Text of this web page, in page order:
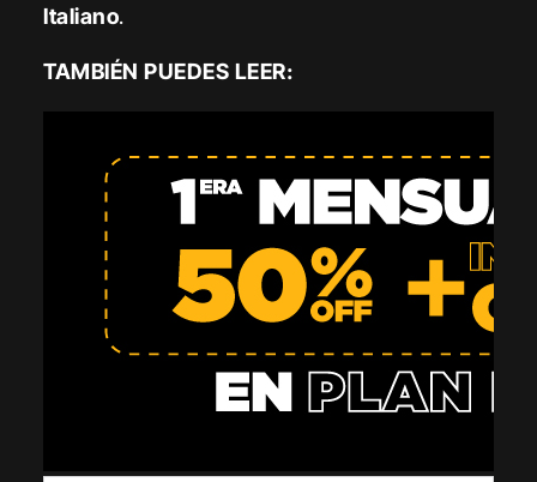
Italiano.
TAMBIÉN PUEDES LEER: